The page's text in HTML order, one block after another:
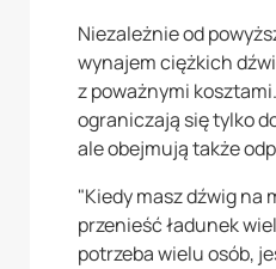
Niezależnie od
wynajem ciężkich
z poważnymi
ograniczają się tylko
ale obejmują także
"Kiedy masz dźwig na
przenieść ładunek
potrzeba wielu osób,